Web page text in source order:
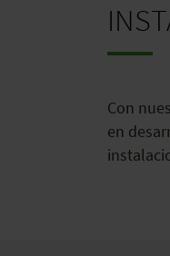
Con
en